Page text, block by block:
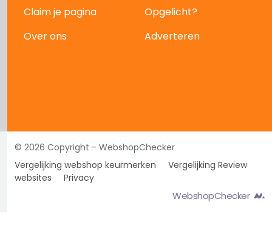
Claim je pagina
Opgelicht?
Over ons
Adverteren
© 2026 Copyright - WebshopChecker
Vergelijking webshop keurmerken
Vergelijking Review
websites
Privacy
WebshopChecker